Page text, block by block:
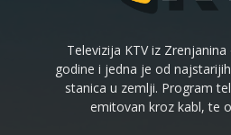
Televizija KTV iz
godine i jedna je od
stanica u zemlji. Program
emitovan kroz kabl, te